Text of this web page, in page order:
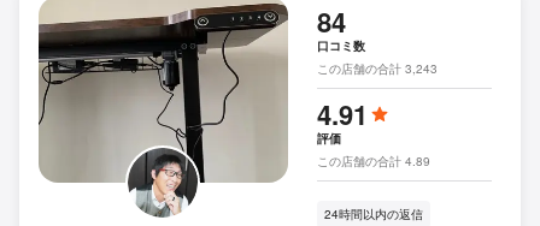
84
口コミ数
この店舗の合計 3,243
4.91
評価
この店舗の合計 4.89
24時間以内の返信